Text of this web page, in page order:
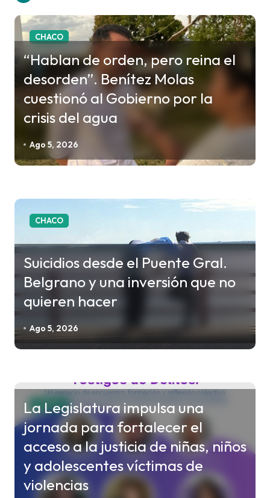
a
i
ó
t
a
a
CHACO
“Hablan de orden, pero reina el
desorden”. Benítez Molas
cuestionó al Gobierno por la
crisis del agua
Ago 5, 2026
CHACO
Suicidios desde el Puente Gral.
Belgrano y una inversión que no
quieren hacer
Ago 5, 2026
CHACO
La Legislatura impulsa una
jornada para fortalecer el
acceso a la justicia de niñas, niños
y adolescentes víctimas de
violencias